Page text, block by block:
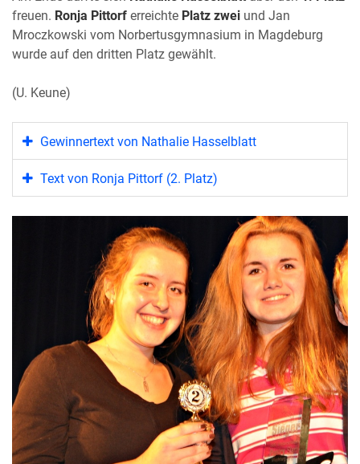
freuen. Ronja Pittorf erreichte Platz zwei und Jan
Mroczkowski vom Norbertusgymnasium in Magdeburg
wurde auf den dritten Platz gewählt.
(U. Keune)
Gewinnertext von Nathalie Hasselblatt
Text von Ronja Pittorf (2. Platz)